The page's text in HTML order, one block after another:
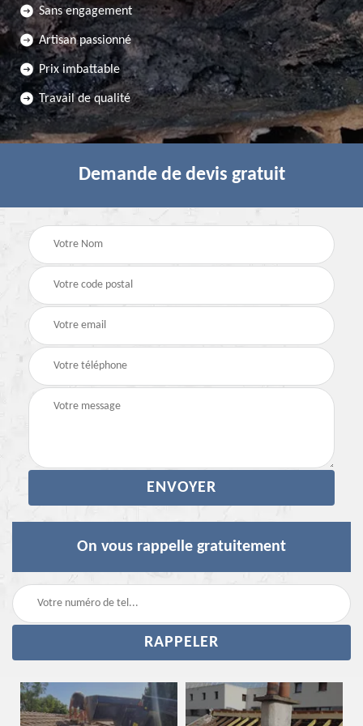
Sans engagement
Artisan passionné
Prix imbattable
Travail de qualité
Demande de devis gratuit
On vous rappelle gratuitement